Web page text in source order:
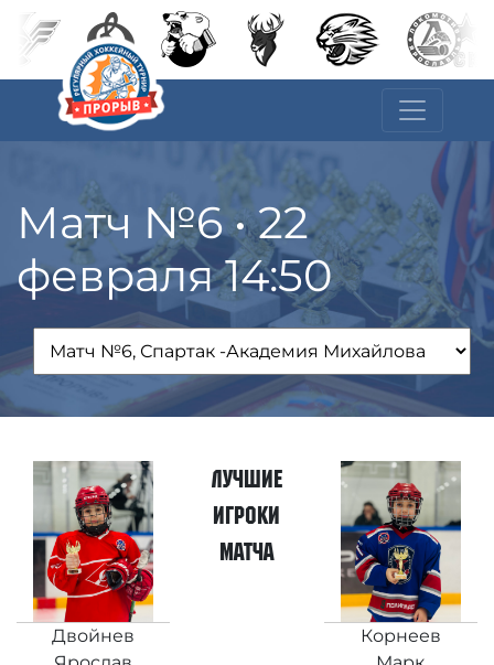
Матч №6 • 22
февраля 14:50
Лучшие
игроки
матча
Двойнев
Корнеев